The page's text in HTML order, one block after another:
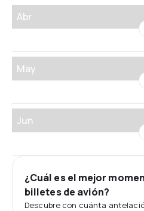
Abr
May
Jun
¿Cuál es el mejor
billetes de avión?
Descubre con cuánta